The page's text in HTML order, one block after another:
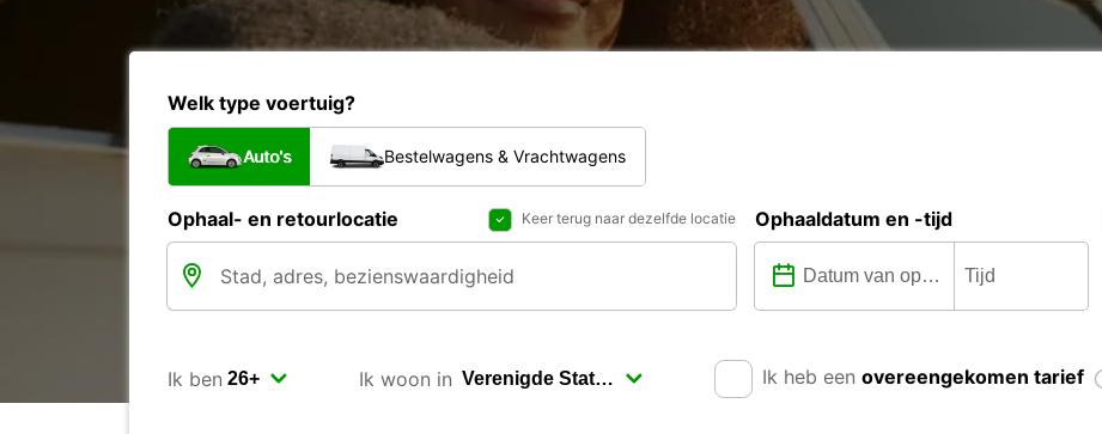
Welk type voertuig?
Auto's Bestelwagens & Vrachtwagens
Ophaal- en retourlocatie Keer terug naar dezelfde locatie Ophaaldatum en -tijd
Ik ben Ik woon in Ik heb een overeengekomen tarief